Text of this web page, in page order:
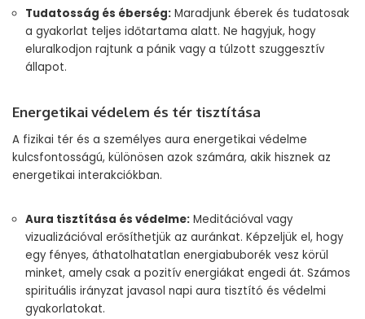
Tudatosság és éberség: Maradjunk éberek és tudatosak
a gyakorlat teljes időtartama alatt. Ne hagyjuk, hogy
eluralkodjon rajtunk a pánik vagy a túlzott szuggesztív
állapot.
Energetikai védelem és tér tisztítása
A fizikai tér és a személyes aura energetikai védelme
kulcsfontosságú, különösen azok számára, akik hisznek az
energetikai interakciókban.
Aura tisztítása és védelme: Meditációval vagy
vizualizációval erősíthetjük az auránkat. Képzeljük el, hogy
egy fényes, áthatolhatatlan energiabuborék vesz körül
minket, amely csak a pozitív energiákat engedi át. Számos
spirituális irányzat javasol napi aura tisztító és védelmi
gyakorlatokat.